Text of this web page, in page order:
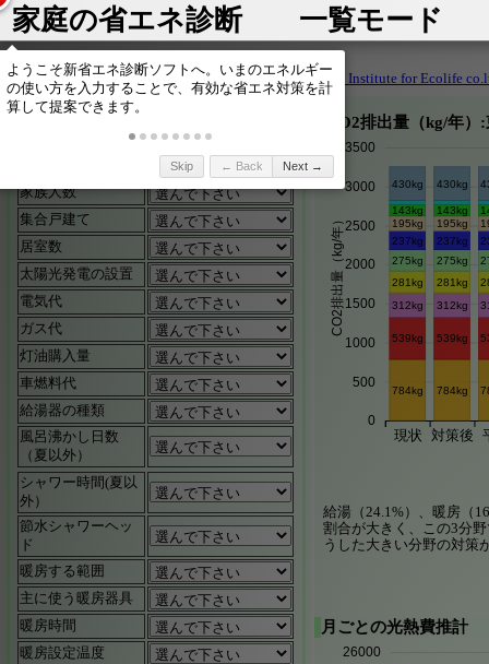
家庭の省エネ診断 一覧モード
2026/04/23Hinodeya Institute for Ecolife
家族人数
集合戸建て
居室数
太陽光発電の設置
電気代
ガス代
灯油購入量
車燃料代
給湯器の種類
風呂沸かし日数
（夏以外）
シャワー時間(夏以
外）
節水シャワーヘッ
ド
暖房する範囲
主に使う暖房器具
暖房時間
暖房設定温度
CO2排出量（kg/年）
現状 対策後
0
500
1000
1500
2000
2500
3000
3500
CO2排出量（kg/年）
784kg 784kg
539kg 539kg
312kg 312kg
281kg 281kg
275kg 275kg
237kg 237kg
195kg 195kg
143kg 143kg
430kg 430kg
給湯（24.1%）、暖房（
割合が大きく、この3分
うした大きい分野の対策
月ごとの光熱費推計
26000
Skip ← Back Next →